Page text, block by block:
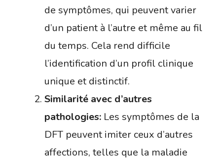
de symptômes, qui peuvent varier
d’un patient à l’autre et même au fil
du temps. Cela rend difficile
l’identification d’un profil clinique
unique et distinctif.
Similarité avec d’autres
pathologies: Les symptômes de la
DFT peuvent imiter ceux d’autres
affections, telles que la maladie